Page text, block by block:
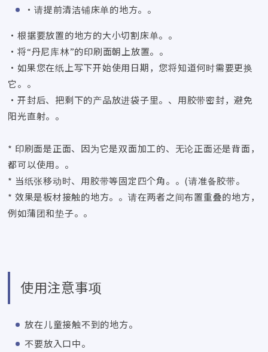
・请提前清洁铺床单的地方。。
・根据要放置的地方的大小切割床单。。
・将“丹尼库林”的印刷面朝上放置。。
・如果您在纸上写下开始使用日期，您将知道何时需要更换
它。。
・开封后、把剩下的产品放进袋子里。、用胶带密封，避免
阳光直射。。
* 印刷面是正面、因为它是双面加工的、无论正面还是背面，
都可以使用。。
* 当纸张移动时、用胶带等固定四个角。。(请准备胶带。
* 效果是板材接触的地方。。请在两者之间布置重叠的地方，
例如蒲团和垫子。。
使用注意事项
放在儿童接触不到的地方。
不要放入口中。